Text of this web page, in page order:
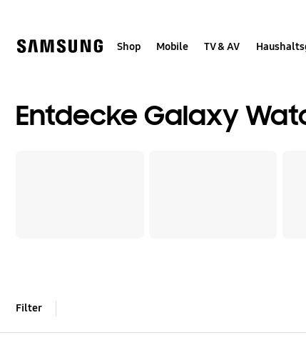
help
Shop Mobile TV & AV
Entdecke Galaxy
Filter